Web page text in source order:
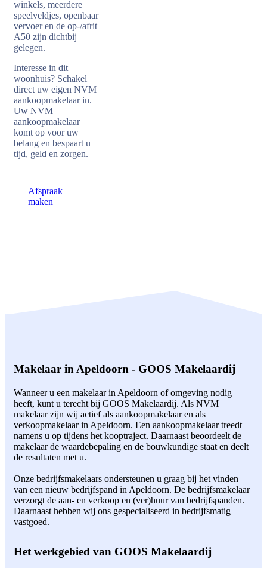
winkels, meerdere
speelveldjes, openbaar
vervoer en de op-/afrit
A50 zijn dichtbij
gelegen.
Interesse in dit
woonhuis? Schakel
direct uw eigen NVM
aankoopmakelaar in.
Uw NVM
aankoopmakelaar
komt op voor uw
belang en bespaart u
tijd, geld en zorgen.
Afspraak
maken
Makelaar in Apeldoorn - GOOS Makelaardij
Wanneer u een makelaar in Apeldoorn of omgeving nodig
heeft, kunt u terecht bij GOOS Makelaardij. Als NVM
makelaar zijn wij actief als aankoopmakelaar en als
verkoopmakelaar in Apeldoorn. Een aankoopmakelaar treedt
namens u op tijdens het kooptraject. Daarnaast beoordeelt de
makelaar de waardebepaling en de bouwkundige staat en deelt
de resultaten met u.
Onze bedrijfsmakelaars ondersteunen u graag bij het vinden
van een nieuw bedrijfspand in Apeldoorn. De bedrijfsmakelaar
verzorgt de aan- en verkoop en (ver)huur van bedrijfspanden.
Daarnaast hebben wij ons gespecialiseerd in bedrijfsmatig
vastgoed.
Het werkgebied van GOOS Makelaardij